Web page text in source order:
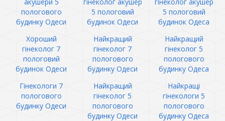
пологового
будинку Одеси
5 пологовий
будинок Одеси
5 пологовий
будинок Одеса
Хороший
гінеколог 7
пологовий
будинок Одеси
Найкращий
гінеколог 7
пологового
будинку Одеси
Найкращий
гінеколог 5
пологового
будинку Одеса
Гінекологи 7
пологового
будинку Одеси
Найкращий
гінеколог 5
пологового
будинку Одеси
Найкращі
гінекологи 5
пологового
будинку Одеса